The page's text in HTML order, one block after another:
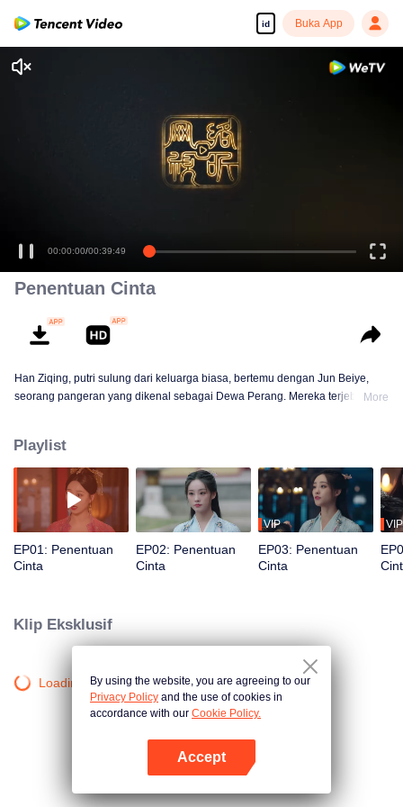
id Buka App
Penentuan Cinta
Han Ziqing, putri sulung dari keluarga biasa, bertemu dengan Jun Beiye,
seorang pangeran yang dikenal sebagai Dewa Perang. Mereka terjebak
rahasia. Perlahan rahasia identitas Han Ziqing sesungguhnya terungkap.
Siapa dia sebenarnya?
More
Playlist
EP01: Penentuan
Cinta
EP02: Penentuan
Cinta
VIP
EP03: Penentuan
Cinta
VIP
Klip Eksklusif
Loading…By using the website, you are agreeing to our
Privacy Policy and the use of cookies in
accordance with our Cookie Policy.
Accept